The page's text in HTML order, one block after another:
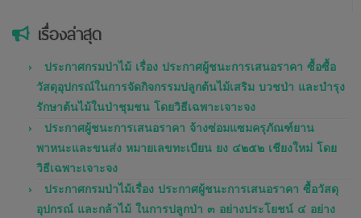
เรื่องล่าสุด
ประกาศกรมป่าไม้ เรื่อง ประกาศผู้ชนะการเสนอราคา ซื้อซื้อ
วัสดุอุปกรณ์ในการจัดกิจกรรมปลูกต้นไม้เสริม บวชป่า และบำรุง
รักษาต้นไม้ในป่าชุมชน โดยวิธีเฉพาะเจาะจง
ประกาศผู้ชนะการเสนอราคา จ้างซ่อมแซมครุภัณฑ์ยาน
พาหนะและขนส่ง หมายเลขทะเบียน ยง ๔๒๕๒ เชียงใหม่ โดย
วิธีเฉพาะเจาะจง
ประกาศกรมป่าไม้เรื่อง ประกาศผู้ชนะการเสนอราคา ซื้อวัสดุ
อุปกรณ์ และกล้าไม้ ในการปลูกป่า ๓ อย่างประโยชน์ ๔ อย่าง